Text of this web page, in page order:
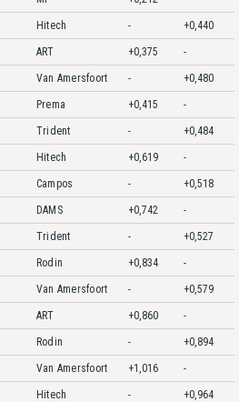
Hitech - +0,440
ART +0,375 -
Van Amersfoort - +0,480
Prema +0,415 -
Trident - +0,484
Hitech +0,619 -
Campos - +0,518
DAMS +0,742 -
Trident - +0,527
Rodin +0,834 -
Van Amersfoort - +0,579
ART +0,860 -
Rodin - +0,894
Van Amersfoort +1,016 -
Hitech - +0,964